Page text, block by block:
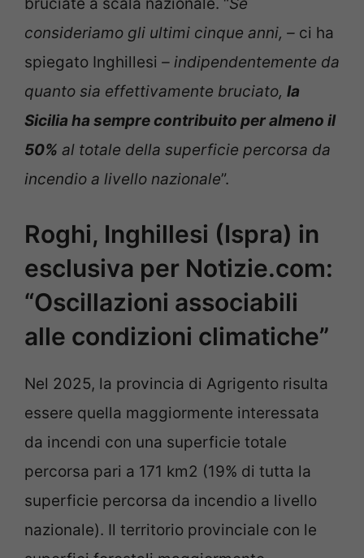
consideriamo gli ultimi cinque anni, – ci ha
spiegato Inghillesi – indipendentemente da
quanto sia effettivamente bruciato, la
Sicilia ha sempre contribuito per almeno il
50% al totale della superficie percorsa da
incendio a livello nazionale”.
Roghi, Inghillesi (Ispra) in
esclusiva per Notizie.com:
“Oscillazioni associabili
alle condizioni climatiche”
Nel 2025, la provincia di Agrigento risulta
essere quella maggiormente interessata
da incendi con una superficie totale
percorsa pari a 171 km2 (19% di tutta la
superficie percorsa da incendio a livello
nazionale). Il territorio provinciale con le